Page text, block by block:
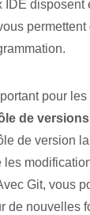
IDE
pour
de versions
de version
les
Git, vous
de nouvelles